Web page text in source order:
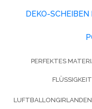
DEKO-
PERFEKTES